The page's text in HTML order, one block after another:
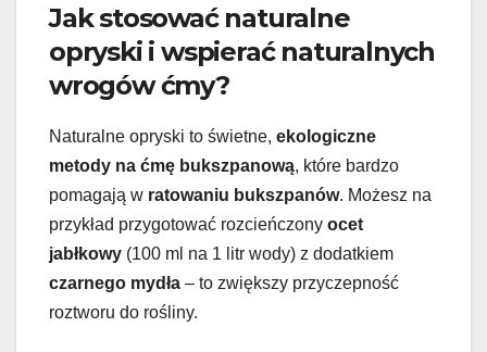
Jak stosować naturalne
opryski i wspierać naturalnych
wrogów ćmy?
Naturalne opryski to świetne, ekologiczne
metody na ćmę bukszpanową, które bardzo
pomagają w ratowaniu bukszpanów. Możesz na
przykład przygotować rozcieńczony ocet
jabłkowy (100 ml na 1 litr wody) z dodatkiem
czarnego mydła – to zwiększy przyczepność
roztworu do rośliny.